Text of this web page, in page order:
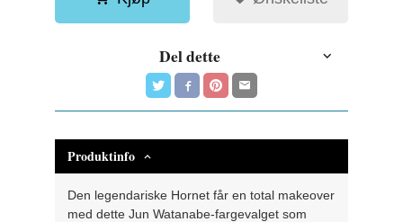
Del dette
Produktinfo
Den legendariske Hornet får en total makeover
med dette Jun Watanabe-fargevalget som